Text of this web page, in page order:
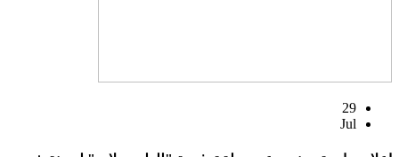
29
Jul